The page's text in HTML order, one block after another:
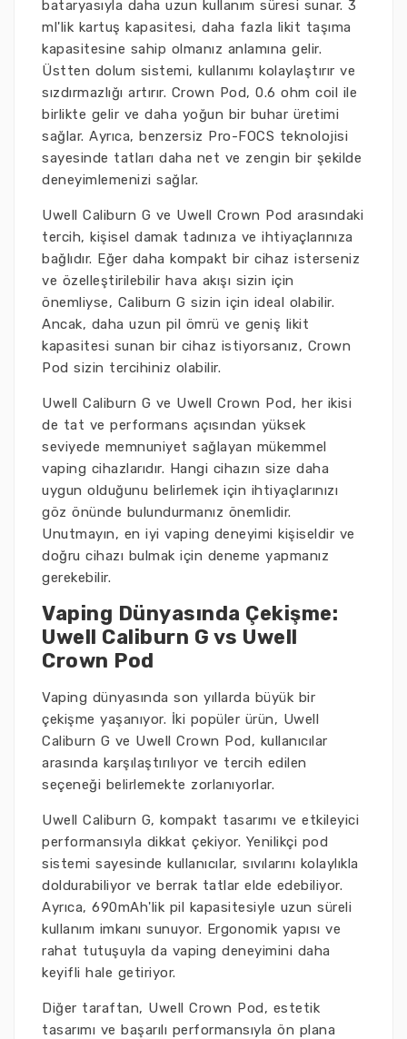
bataryasıyla daha uzun kullanım süresi sunar. 3
ml'lik kartuş kapasitesi, daha fazla likit taşıma
kapasitesine sahip olmanız anlamına gelir.
Üstten dolum sistemi, kullanımı kolaylaştırır ve
sızdırmazlığı artırır. Crown Pod, 0.6 ohm coil ile
birlikte gelir ve daha yoğun bir buhar üretimi
sağlar. Ayrıca, benzersiz Pro-FOCS teknolojisi
sayesinde tatları daha net ve zengin bir şekilde
deneyimlemenizi sağlar.
Uwell Caliburn G ve Uwell Crown Pod arasındaki
tercih, kişisel damak tadınıza ve ihtiyaçlarınıza
bağlıdır. Eğer daha kompakt bir cihaz isterseniz
ve özelleştirilebilir hava akışı sizin için
önemliyse, Caliburn G sizin için ideal olabilir.
Ancak, daha uzun pil ömrü ve geniş likit
kapasitesi sunan bir cihaz istiyorsanız, Crown
Pod sizin tercihiniz olabilir.
Uwell Caliburn G ve Uwell Crown Pod, her ikisi
de tat ve performans açısından yüksek
seviyede memnuniyet sağlayan mükemmel
vaping cihazlarıdır. Hangi cihazın size daha
uygun olduğunu belirlemek için ihtiyaçlarınızı
göz önünde bulundurmanız önemlidir.
Unutmayın, en iyi vaping deneyimi kişiseldir ve
doğru cihazı bulmak için deneme yapmanız
gerekebilir.
Vaping Dünyasında Çekişme:
Uwell Caliburn G vs Uwell
Crown Pod
Vaping dünyasında son yıllarda büyük bir
çekişme yaşanıyor. İki popüler ürün, Uwell
Caliburn G ve Uwell Crown Pod, kullanıcılar
arasında karşılaştırılıyor ve tercih edilen
seçeneği belirlemekte zorlanıyorlar.
Uwell Caliburn G, kompakt tasarımı ve etkileyici
performansıyla dikkat çekiyor. Yenilikçi pod
sistemi sayesinde kullanıcılar, sıvılarını kolaylıkla
doldurabiliyor ve berrak tatlar elde edebiliyor.
Ayrıca, 690mAh'lik pil kapasitesiyle uzun süreli
kullanım imkanı sunuyor. Ergonomik yapısı ve
rahat tutuşuyla da vaping deneyimini daha
keyifli hale getiriyor.
Diğer taraftan, Uwell Crown Pod, estetik
tasarımı ve başarılı performansıyla ön plana